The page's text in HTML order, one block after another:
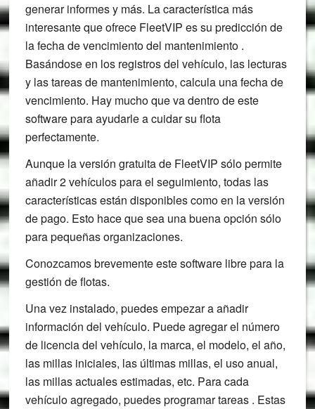
generar informes y más. La característica más
interesante que ofrece FleetVIP es su predicción de
la fecha de vencimiento del mantenimiento .
Basándose en los registros del vehículo, las lecturas
y las tareas de mantenimiento, calcula una fecha de
vencimiento. Hay mucho que va dentro de este
software para ayudarle a cuidar su flota
perfectamente.
Aunque la versión gratuita de FleetVIP sólo permite
añadir 2 vehículos para el seguimiento, todas las
características están disponibles como en la versión
de pago. Esto hace que sea una buena opción sólo
para pequeñas organizaciones.
Conozcamos brevemente este software libre para la
gestión de flotas.
Una vez instalado, puedes empezar a añadir
información del vehículo. Puede agregar el número
de licencia del vehículo, la marca, el modelo, el año,
las millas iniciales, las últimas millas, el uso anual,
las millas actuales estimadas, etc. Para cada
vehículo agregado, puedes programar tareas . Estas